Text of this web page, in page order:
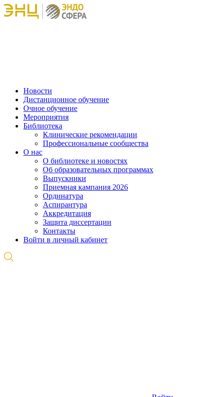
Новости
Дистанционное обучение
Очное обучение
Мероприятия
Библиотека
Клинические рекомендации
Профессиональные сообщества
О нас
О библиотеке и новостях
Об образовательных программах
Выпускники
Приемная кампания 2026
Ординатура
Аспирантура
Аккредитация
Защита диссертации
Контакты
Войти в личный кабинет